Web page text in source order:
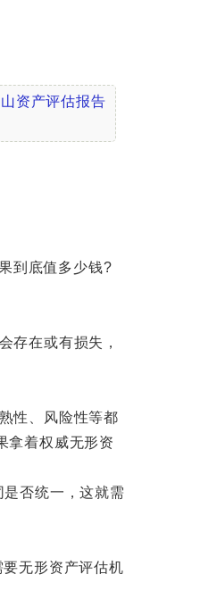
资产评估报告
到底值多少钱?
存在或有损失，
性、风险性等都
拿着权威无形资
否统一，这就需
无形资产评估机